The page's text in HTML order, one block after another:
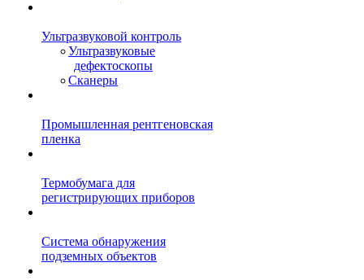
Ультразвуковой контроль
Ультразвуковые
дефектоскопы
Сканеры
Промышленная рентгеновская
пленка
Термобумага для
регистрирующих приборов
Система обнаружения
подземных объектов